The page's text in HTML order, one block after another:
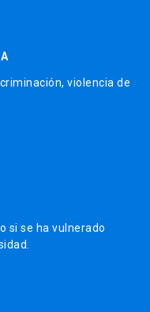
violencia de
si se ha vulnerado